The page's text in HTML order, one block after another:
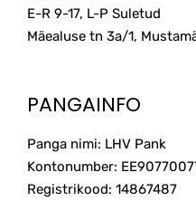
E-R 9-17, L-P Suletud
Mäealuse tn 3a/1,
PANGAINFO
Panga nimi: LHV Pank
Kontonumber:
Registrikood: 14867487